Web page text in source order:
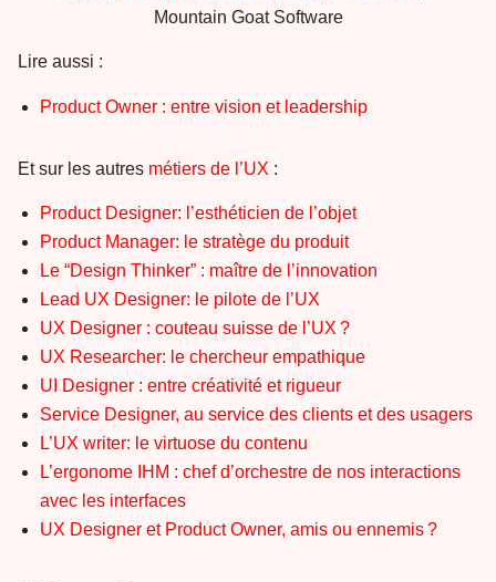
Mountain Goat Software
Lire aussi :
Product Owner : entre vision et leadership
Et sur les autres métiers de l’UX :
Product Designer: l’esthéticien de l’objet
Product Manager: le stratège du produit
Le “Design Thinker” : maître de l’innovation
Lead UX Designer: le pilote de l’UX
UX Designer : couteau suisse de l’UX ?
UX Researcher: le chercheur empathique
UI Designer : entre créativité et rigueur
Service Designer, au service des clients et des usagers
L’UX writer: le virtuose du contenu
L’ergonome IHM : chef d’orchestre de nos interactions
avec les interfaces
UX Designer et Product Owner, amis ou ennemis ?